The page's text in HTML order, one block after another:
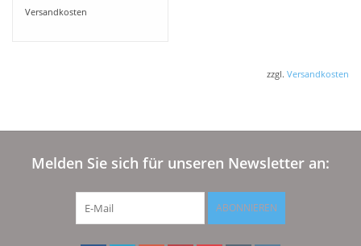
Versandkosten
zzgl. Versandkosten
Melden Sie sich für unseren Newsletter an:
ABONNIEREN